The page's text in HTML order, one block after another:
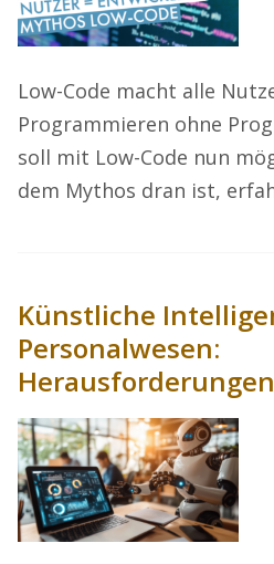
Low-Code macht alle
Programmieren ohne
soll mit Low-Code nun
dem Mythos dran ist,
Künstliche
Personalwesen: